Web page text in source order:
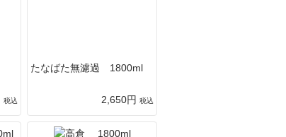
税込
たなばた無濾過 1800ml
2,650円 税込